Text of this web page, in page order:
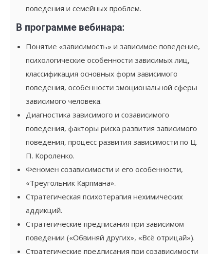
поведения и семейных проблем.
В программе вебинара:
Понятие «зависимость» и зависимое поведение,
психологические особенности зависимых лиц,
классификация основных форм зависимого
поведения, особенности эмоциональной сферы
зависимого человека.
Диагностика зависимого и созависимого
поведения, факторы риска развития зависимого
поведения, процесс развития зависимости по Ц.
П. Короленко.
Феномен созависимости и его особенности,
«Треугольник Карпмана».
Стратегическая психотерапия нехимических
аддикций.
Стратегические предписания при зависимом
поведении («Обвиняй других», «Всё отрицай»).
Стратегические предписания при созависимости